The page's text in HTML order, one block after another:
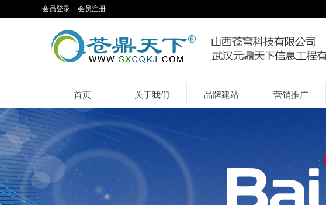
会员登录 会员注册
首页 关于我们 品牌建站 营销推广